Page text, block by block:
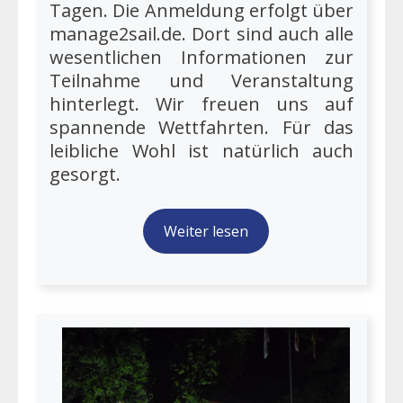
Tagen. Die Anmeldung erfolgt über
manage2sail.de. Dort sind auch alle
wesentlichen Informationen zur
Teilnahme und Veranstaltung
hinterlegt. Wir freuen uns auf
spannende Wettfahrten. Für das
leibliche Wohl ist natürlich auch
gesorgt.
Weiter lesen